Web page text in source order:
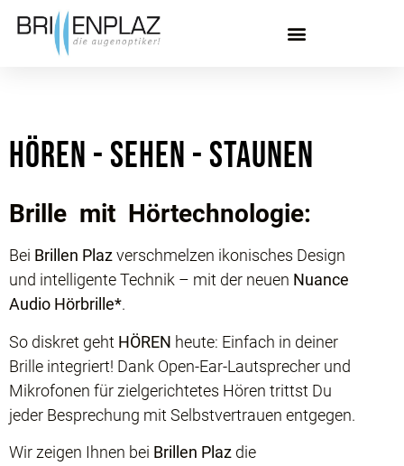
HÖREN - SEHEN - STAUNEN
Brille mit Hörtechnologie:
Bei Brillen Plazverschmelzen ikonisches Design
und intelligente Technik – mit der neuen Nuance
Audio Hörbrille*.
So diskret geht HÖREN heute: Einfach in deiner
Brille integriert! Dank Open-Ear-Lautsprecher und
Mikrofonen für zielgerichtetes Hören trittst Du
jeder Besprechung mit Selbstvertrauen entgegen.
Wir zeigen Ihnen bei Brillen Plaz die